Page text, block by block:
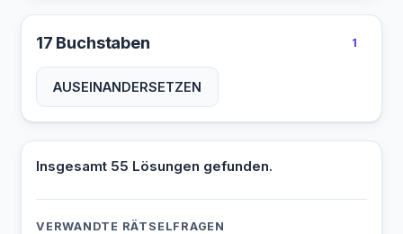
17 Buchstaben 1
AUSEINANDERSETZEN
Insgesamt 55 Lösungen gefunden.
VERWANDTE RÄTSELFRAGEN